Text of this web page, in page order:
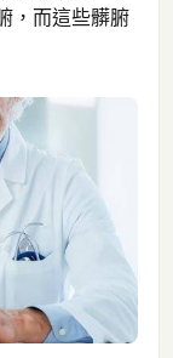
，而這些髒腑